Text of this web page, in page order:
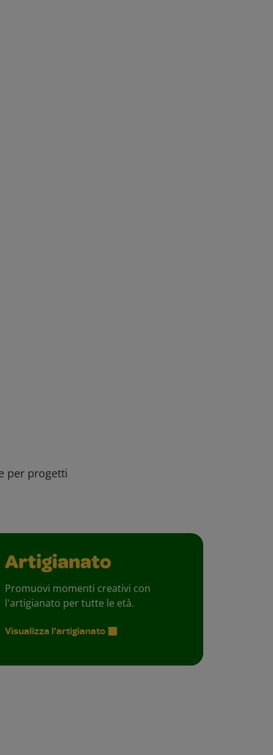
per progetti
Artigianato
Promuovi momenti creativi con
l'artigianato per tutte le età.
Visualizza l'artigianato